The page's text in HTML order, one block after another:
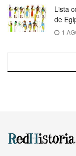
Lista
de
1